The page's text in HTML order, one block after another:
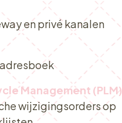
en privé kanalen
Management (PLM)
wijzigingsorders op